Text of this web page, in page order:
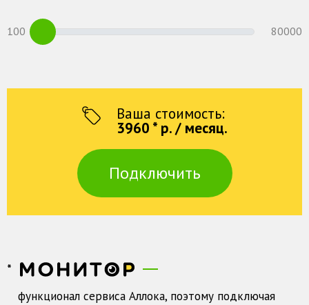
100 80000
Ваша стоимость:
3960 * р. / месяц.
Подключить
*
функционал сервиса Аллока, поэтому подключая